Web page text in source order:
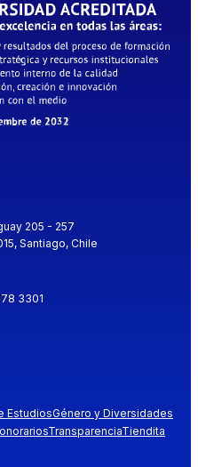
205 - 257
Santiago, Chile
3301
EstudiosGénero y Diversidades
TransparenciaTiendita